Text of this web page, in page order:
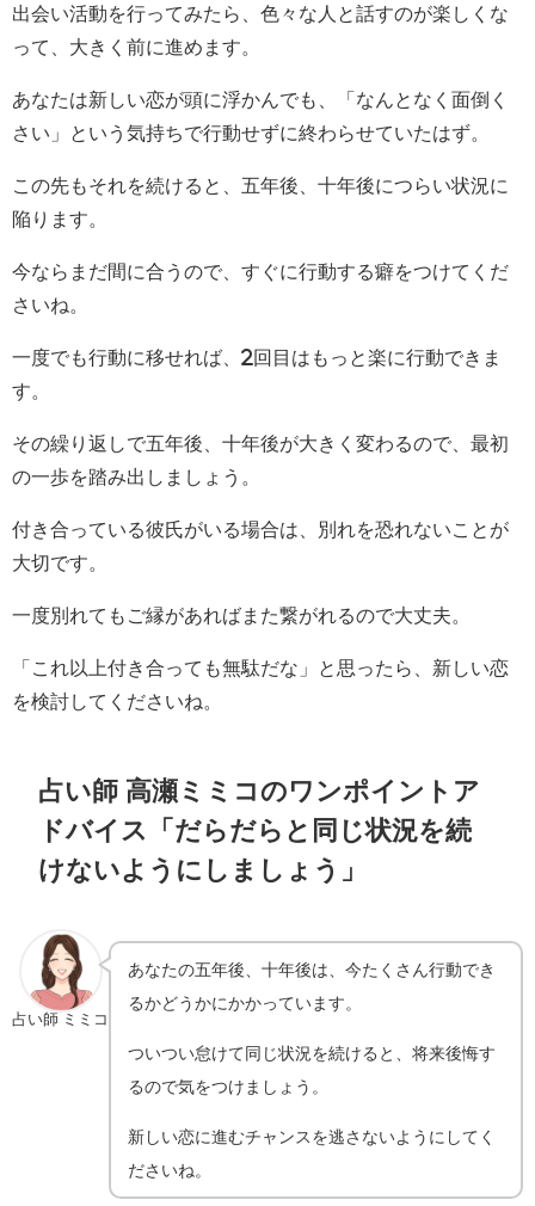
出会い活動を行ってみたら、色々な人と話すのが楽しくな
って、大きく前に進めます。
あなたは新しい恋が頭に浮かんでも、「なんとなく面倒く
さい」という気持ちで行動せずに終わらせていたはず。
この先もそれを続けると、五年後、十年後につらい状況に
陥ります。
今ならまだ間に合うので、すぐに行動する癖をつけてくだ
さいね。
一度でも行動に移せれば、2回目はもっと楽に行動できま
す。
その繰り返しで五年後、十年後が大きく変わるので、最初
の一歩を踏み出しましょう。
付き合っている彼氏がいる場合は、別れを恐れないことが
大切です。
一度別れてもご縁があればまた繋がれるので大丈夫。
「これ以上付き合っても無駄だな」と思ったら、新しい恋
を検討してくださいね。
占い師 高瀬ミミコのワンポイントア
ドバイス「だらだらと同じ状況を続
けないようにしましょう」
占い師 ミミコ
あなたの五年後、十年後は、今たくさん行動でき
るかどうかにかかっています。
ついつい怠けて同じ状況を続けると、将来後悔す
るので気をつけましょう。
新しい恋に進むチャンスを逃さないようにしてく
ださいね。